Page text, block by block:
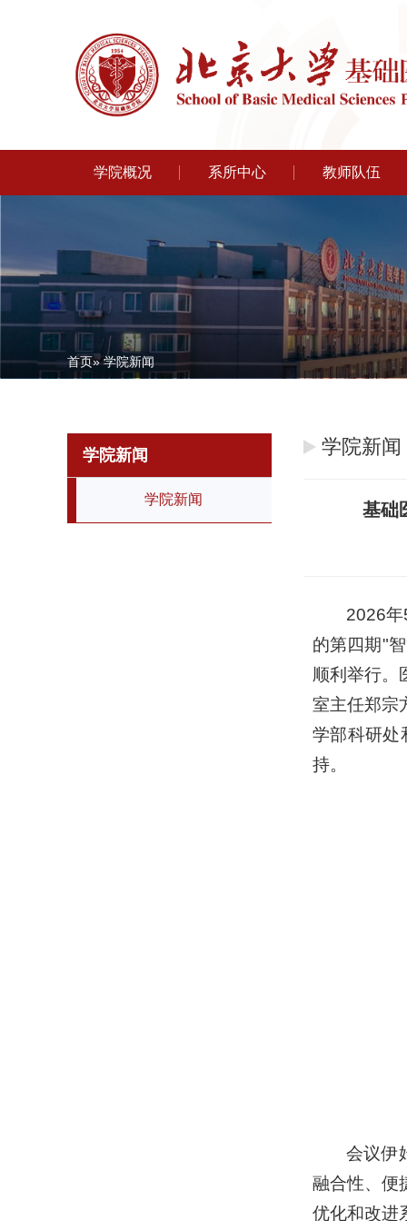
学院概况 系所中心 教师队伍
首页» 学院新闻
学院新闻
学院新闻
学院新闻
基础
2026
的第四期"
顺利举行。
室主任郑宗
学部科研处
持。
会议伊
融合性、便
优化和改进